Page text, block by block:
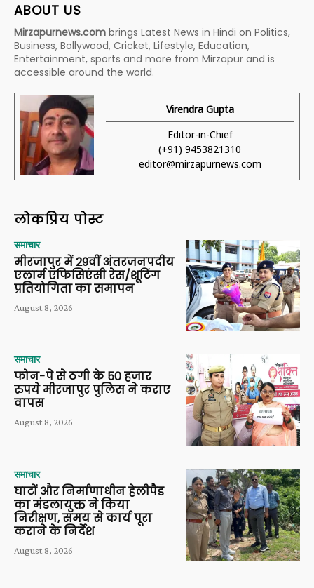
ABOUT US
Mirzapurnews.com brings Latest News in Hindi on Politics,
Business, Bollywood, Cricket, Lifestyle, Education,
Entertainment, sports and more from Mirzapur and is
accessible around the world.
Virendra Gupta
Editor-in-Chief
(+91) 9453821310
editor@mirzapurnews.com
लोकप्रिय पोस्ट
समाचार
मीरजापुर में 29वीं अंतरजनपदीय
एलार्म एफिसिएंसी रेस/शूटिंग
प्रतियोगिता का समापन
August 8, 2026
समाचार
फोन-पे से ठगी के 50 हजार
रुपये मीरजापुर पुलिस ने कराए
वापस
August 8, 2026
समाचार
घाटों और निर्माणाधीन हेलीपैड
का मंडलायुक्त ने किया
निरीक्षण, समय से कार्य पूरा
कराने के निर्देश
August 8, 2026